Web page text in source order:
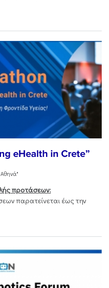
eHealth in Crete”
προτάσεων:
παρατείνεται έως την